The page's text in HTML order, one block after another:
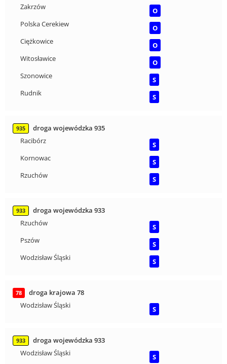
Zakrzów
O
Polska Cerekiew
O
Ciężkowice
O
Witosławice
O
Szonowice
S
Rudnik
S
935
droga wojewódzka 935
Racibórz
S
Kornowac
S
Rzuchów
S
933
droga wojewódzka 933
Rzuchów
S
Pszów
S
Wodzisław Śląski
S
78
droga krajowa 78
Wodzisław Śląski
S
933
droga wojewódzka 933
Wodzisław Śląski
S